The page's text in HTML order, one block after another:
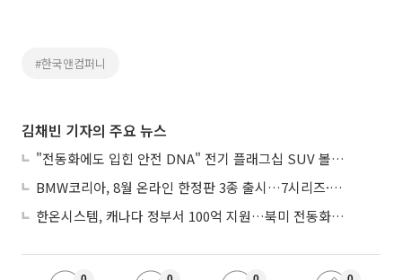
#한국앤컴퍼니
김채빈 기자의 주요 뉴스
"전동화에도 입힌 안전 DNA" 전기 플래그십 SUV 볼보 'EX90'
BMW코리아, 8월 온라인 한정판 3종 출시…7시리즈·X7·M340i 투어링
한온시스템, 캐나다 정부서 100억 지원…북미 전동화 시장 가속